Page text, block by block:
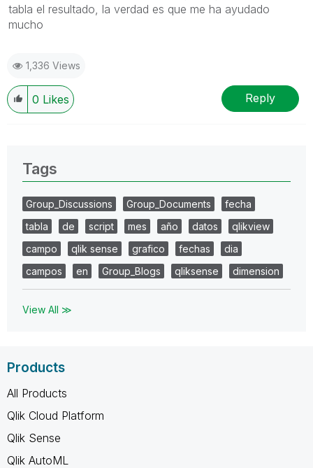
tabla el resultado, la verdad es que me ha ayudado
mucho
1,336 Views
0 Likes Reply
Tags
Group_Discussions Group_Documents
fecha
tabla
de script mes año datos
qlikview
campo
qlik sense grafico fechas
dia
campos
en Group_Blogs qliksense dimension
View All ≫
Products
All Products
Qlik Cloud Platform
Qlik Sense
Qlik AutoML